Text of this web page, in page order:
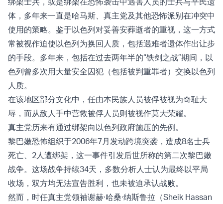
体，多年来一直是哈马斯、真主党及其他恐怖派别在冲突中
使用的策略。鉴于以色列对妥善安葬逝者的重视，这一方式
常被视作迫使以色列为换回人质，包括遇难者遗体作出让步
的手段。多年来，包括在过去两年半的“铁剑之战”期间，以
色列曾多次用大量安全囚犯（包括被判重罪者）交换以色列
人质。
在该地区部分文化中，任由本民族人员被俘被视为奇耻大
辱，而从敌人手中营救被俘人员则被视作莫大荣耀。
真主党历来有通过绑架向以色列政府施压的先例。
黎巴嫩恐怖组织于2006年7月发动跨境突袭，造成8名士兵
死亡、2人遭绑架，这一事件引发后世所称的第二次黎巴嫩
战争。这场战争持续34天，多数分析人士认为最终以平局
收场，双方均无法宣告胜利，也未被迫承认战败。
然而，时任真主党领袖谢赫·哈桑·纳斯鲁拉（Sheik Hassan